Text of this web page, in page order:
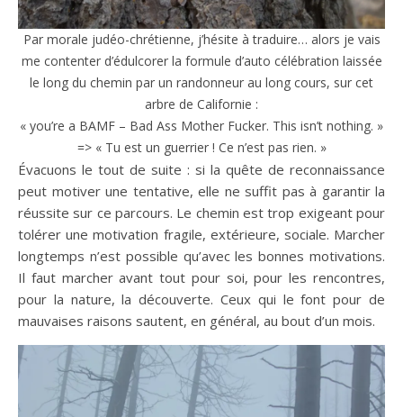
Par morale judéo-chrétienne, j’hésite à traduire… alors je vais
me contenter d’édulcorer la formule d’auto célébration laissée
le long du chemin par un randonneur au long cours, sur cet
arbre de Californie :
« you’re a BAMF – Bad Ass Mother Fucker. This isn’t nothing. »
=> « Tu est un guerrier ! Ce n’est pas rien. »
Évacuons le tout de suite : si la quête de reconnaissance
peut motiver une tentative, elle ne suffit pas à garantir la
réussite sur ce parcours. Le chemin est trop exigeant pour
tolérer une motivation fragile, extérieure, sociale. Marcher
longtemps n’est possible qu’avec les bonnes motivations.
Il faut marcher avant tout pour soi, pour les rencontres,
pour la nature, la découverte. Ceux qui le font pour de
mauvaises raisons sautent, en général, au bout d’un mois.